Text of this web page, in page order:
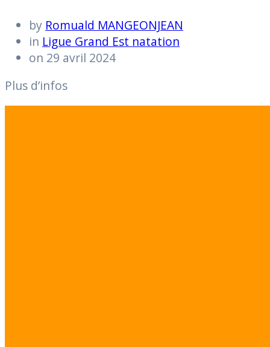
by Romuald MANGEONJEAN
in Ligue Grand Est natation
on 29 avril 2024
Plus d’infos